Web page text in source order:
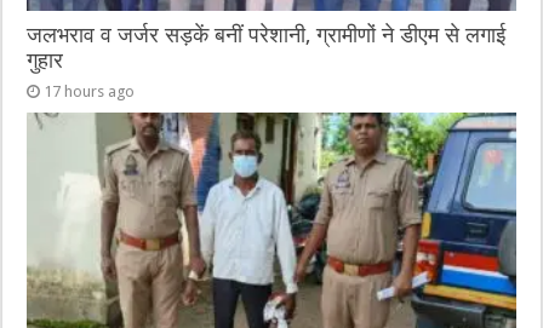
जलभराव व जर्जर सड़कें बनीं परेशानी, ग्रामीणों ने डीएम से लगाई
गुहार
17 hours ago